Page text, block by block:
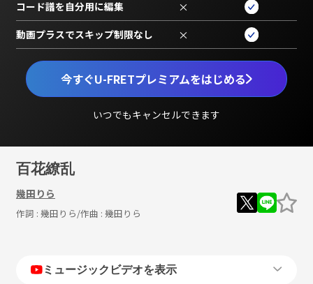
今すぐU-FRETプレミアムをはじめる
いつでもキャンセルできます
コード譜を自分用に編集 ×
動画プラスでスキップ制限なし ×
百花繚乱
幾田りら
作詞 : 幾田りら/作曲 : 幾田りら
ミュージックビデオを表示